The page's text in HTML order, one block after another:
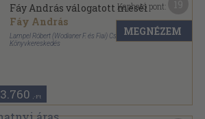
Fáy András válogatott meséi
Fáy András
Lampel Róbert (Wodianer F. és Fiai) Cs. és Kir. Udvari
Könyvkereskedés
3.760 ,-Ft
Kapható pont:
MEGNÉZEM